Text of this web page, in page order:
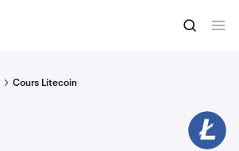
Cours Litecoin
Acheter du LTC
LTC